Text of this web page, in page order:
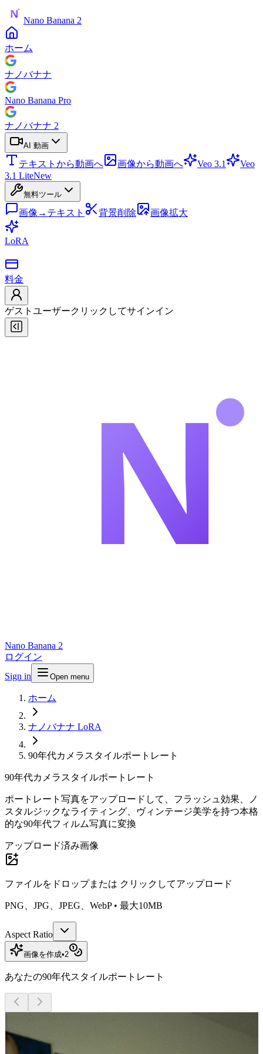
Nano Banana 2
ホーム
ナノバナナ
Nano Banana Pro
ナノバナナ 2
AI 動画
テキストから動画へ 画像から動画へ Veo 3.1
Veo
3.1 LiteNew
無料ツール
画像→テキスト 背景削除 画像拡大
LoRA
料金
ゲストユーザークリックしてサインイン
Nano Banana 2
ログイン
Sign in
Open menu
ホーム
ナノバナナ LoRA
90年代カメラスタイルポートレート
90年代カメラスタイルポートレート
ポートレート写真をアップロードして、フラッシュ効果、ノ
スタルジックなライティング、ヴィンテージ美学を持つ本格
的な90年代フィルム写真に変換
アップロード済み画像
ファイルをドロップまたは クリックしてアップロード
PNG、JPG、JPEG、WebP • 最大10MB
Aspect Ratio
画像を作成•2
あなたの90年代スタイルポートレート